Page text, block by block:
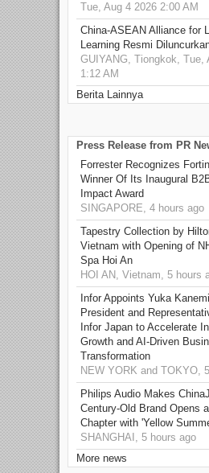
Tue, Aug 4 2026 2:00 AM
China-ASEAN Alliance for
Learning Resmi
GUIYANG, Tiongkok, Tue,
1:12 AM
Berita Lainnya
Press Release from PR
Forrester Recognizes
Winner Of Its Inaugural
Impact Award
SINGAPORE, 4 hours ago
Tapestry Collection by
Vietnam with Opening of
Spa Hoi An
HOI AN, Vietnam, 5 hours
Infor Appoints Yuka
President and
Infor Japan to Accelerate
Growth and AI-Driven
Transformation
NEW YORK and TOKYO,
Philips Audio Makes
Century-Old Brand Opens
Chapter with 'Yellow
SHANGHAI, 5 hours ago
More news